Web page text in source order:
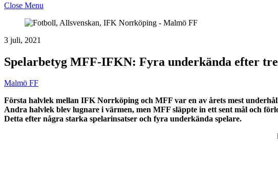
Close Menu
3 juli, 2021
Spelarbetyg MFF-IFKN: Fyra underkända efter
Malmö FF
Första halvlek mellan IFK Norrköping och MFF var en av årets mest
Andra halvlek blev lugnare i värmen, men MFF släppte in ett sent mål och
Detta efter några starka spelarinsatser och fyra underkända spelare.